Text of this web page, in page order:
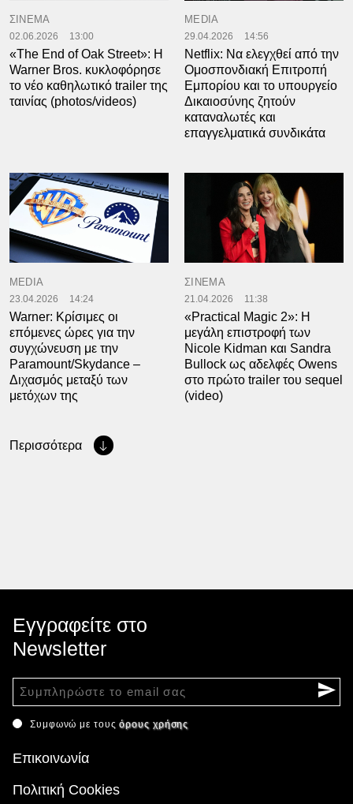
ΣΙΝΕΜΑ
02.06.2026 13:00
«The End of Oak Street»: Η
Warner Bros. κυκλοφόρησε
το νέο καθηλωτικό trailer της
ταινίας (photos/videos)
MEDIA
29.04.2026 14:56
Netflix: Να ελεγχθεί από την
Ομοσπονδιακή Επιτροπή
Εμπορίου και το υπουργείο
Δικαιοσύνης ζητούν
καταναλωτές και
επαγγελματικά συνδικάτα
MEDIA
23.04.2026 14:24
Warner: Κρίσιμες οι
επόμενες ώρες για την
συγχώνευση με την
Paramount/Skydance –
Διχασμός μεταξύ των
μετόχων της
ΣΙΝΕΜΑ
21.04.2026 11:38
«Practical Magic 2»: Η
μεγάλη επιστροφή των
Nicole Kidman και Sandra
Bullock ως αδελφές Owens
στο πρώτο trailer του sequel
(video)
Περισσότερα
Εγγραφείτε στο
Newsletter
Συμφωνώ με τουςόρους χρήσης
Επικοινωνία
Πολιτική Cookies